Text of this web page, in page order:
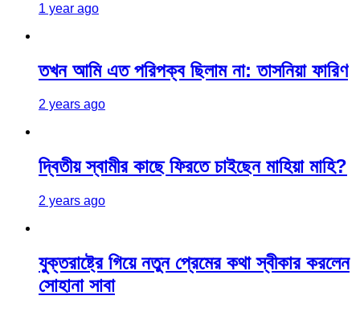
1 year ago
তখন আমি এত পরিপক্ব ছিলাম না: তাসনিয়া ফারিণ
2 years ago
দ্বিতীয় স্বামীর কাছে ফিরতে চাইছেন মাহিয়া মাহি?
2 years ago
যুক্তরাষ্ট্রে গিয়ে নতুন প্রেমের কথা স্বীকার করলেন
সোহানা সাবা